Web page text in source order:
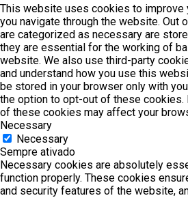
This website uses cookies to improve
you navigate through the website. Out
are categorized as necessary are
they are essential for the working of
website. We also use third-party
and understand how you use this
be stored in your browser only with
the option to opt-out of these cookies.
of these cookies may affect your
Necessary
Necessary
Sempre ativado
Necessary cookies are absolutely
function properly. These cookies
and security features of the website,